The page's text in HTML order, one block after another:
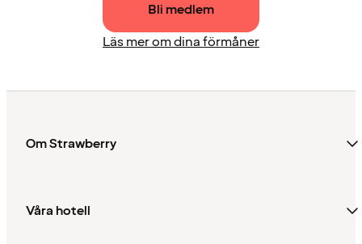
Bli medlem
Läs mer om dina förmåner
Om Strawberry
Våra hotell